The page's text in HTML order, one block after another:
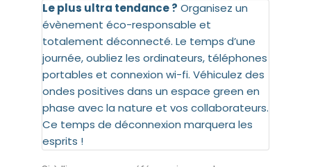
Le plus ultra tendance ? Organisez un
évènement éco-responsable et
totalement déconnecté. Le temps d’une
journée, oubliez les ordinateurs, téléphones
portables et connexion wi-fi. Véhiculez des
ondes positives dans un espace green en
phase avec la nature et vos collaborateurs.
Ce temps de déconnexion marquera les
esprits !